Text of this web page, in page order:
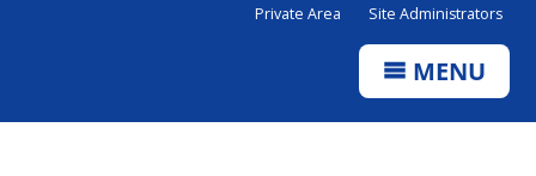
Private Area Site Administrators
MENU